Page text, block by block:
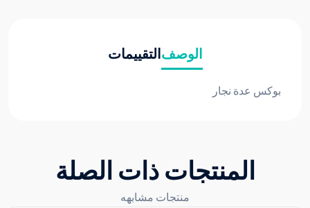
الوصفالتقييمات
بوكس عدة نجار
المنتجات ذات الصلة
منتجات مشابهه